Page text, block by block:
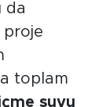
da
proje
toplam
suyu